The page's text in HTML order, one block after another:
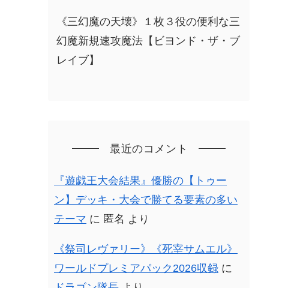
《三幻魔の天壊》１枚３役の便利な三
幻魔新規速攻魔法【ビヨンド・ザ・ブ
レイブ】
最近のコメント
『遊戯王大会結果』優勝の【トゥー
ン】デッキ・大会で勝てる要素の多い
テーマ に 匿名 より
《祭司レヴァリー》《死宰サムエル》
ワールドプレミアパック2026収録 に